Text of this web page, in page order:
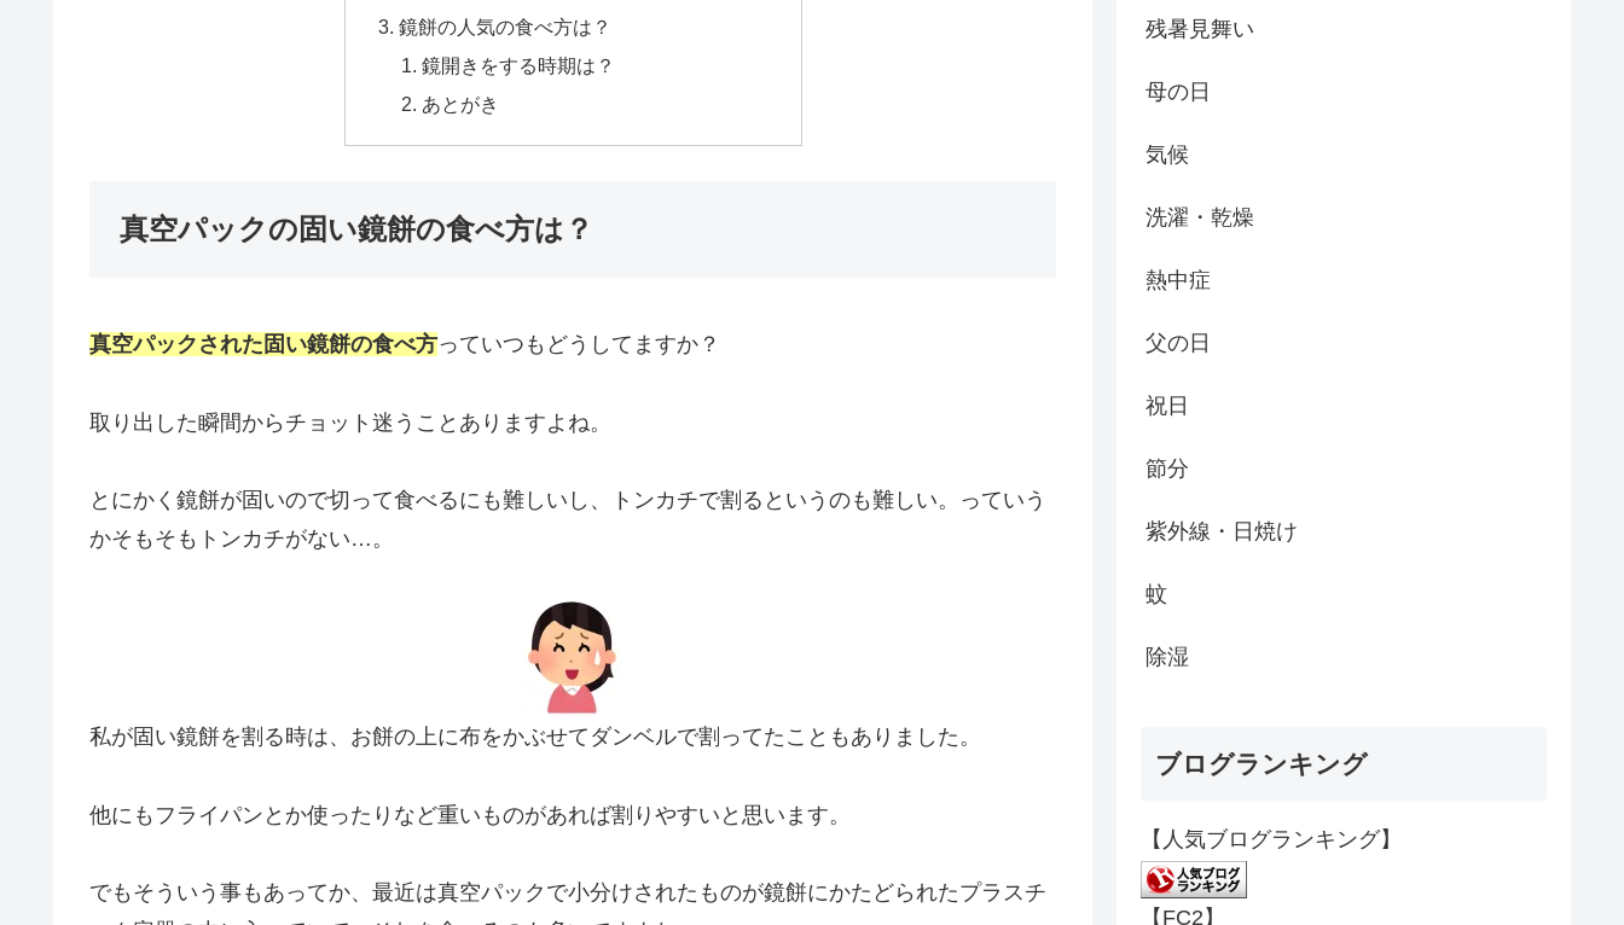
鏡餅の人気の食べ方は？
鏡開きをする時期は？
あとがき
真空パックの固い鏡餅の食べ方は？
真空パックされた固い鏡餅の食べ方っていつもどうしてますか？
取り出した瞬間からチョット迷うことありますよね。
とにかく鏡餅が固いので切って食べるにも難しいし、トンカチで割るというのも難しい。っていう
かそもそもトンカチがない…。
私が固い鏡餅を割る時は、お餅の上に布をかぶせてダンベルで割ってたこともありました。
他にもフライパンとか使ったりなど重いものがあれば割りやすいと思います。
でもそういう事もあってか、最近は真空パックで小分けされたものが鏡餅にかたどられたプラスチ
残暑見舞い
母の日
気候
洗濯・乾燥
熱中症
父の日
祝日
節分
紫外線・日焼け
蚊
除湿
ブログランキング
【人気ブログランキング】
【FC2】